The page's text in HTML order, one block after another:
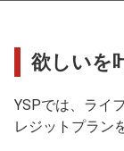
欲しいを
YSPでは、ライ
レジットプラン